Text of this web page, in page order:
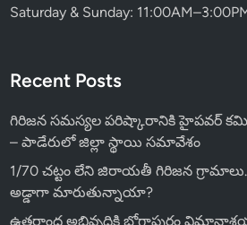
Saturday & Sunday:
Recent Posts
గిరిజన సమస్యల పరిష్కారానికి హైపవర్
– పాడేరులో జిల్లా స్థాయి సమావేశం
1/70 చట్టం లేని జిరాయతీ గిరిజన
అడ్డాగా మారుతున్నాయా?
ఉత్తరాంధ్ర అభివృద్ధికి భోగాపురం